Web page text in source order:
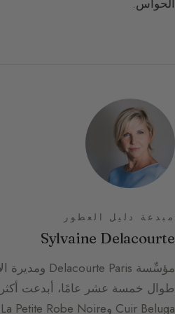
الحواس.
مبدعة دليل العطور
Sylvaine Delacourte